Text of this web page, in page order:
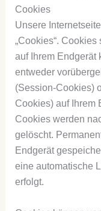
Cookies
Unsere
„Cookies“.
auf Ihrem Endgerät
entweder
(Session-Cookies)
Cookies) auf Ihrem
Cookies werden
gelöscht.
Endgerät
eine automatische
erfolgt.